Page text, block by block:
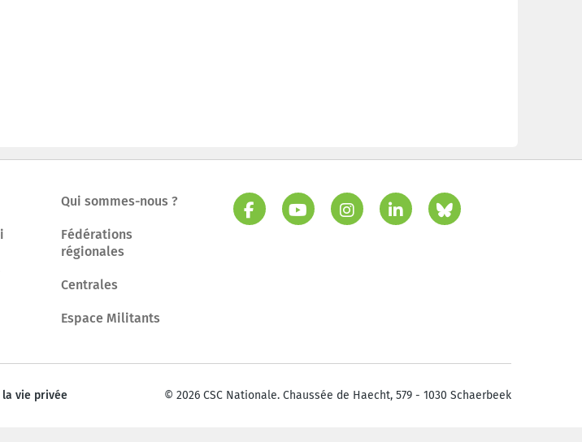
Qui sommes-nous ?
Fédérations
régionales
Centrales
Espace Militants
vie privée © 2026 CSC Nationale. Chaussée de Haecht, 579 - 1030 Schaerbeek